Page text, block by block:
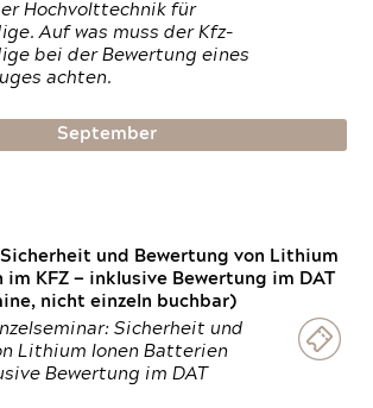
Hochvolttechnik für
Auf was muss der Kfz-
bei der Bewertung eines
achten.
September
und Bewertung von Lithium
im KFZ — inklusive Bewertung im DAT
nicht einzeln buchbar)
Sicherheit und
Lithium Ionen Batterien
Bewertung im DAT